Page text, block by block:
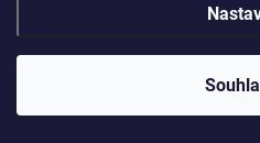
🔥 Vinylová alba ve slevě až -
Vložením e-mailu souhlasíte se